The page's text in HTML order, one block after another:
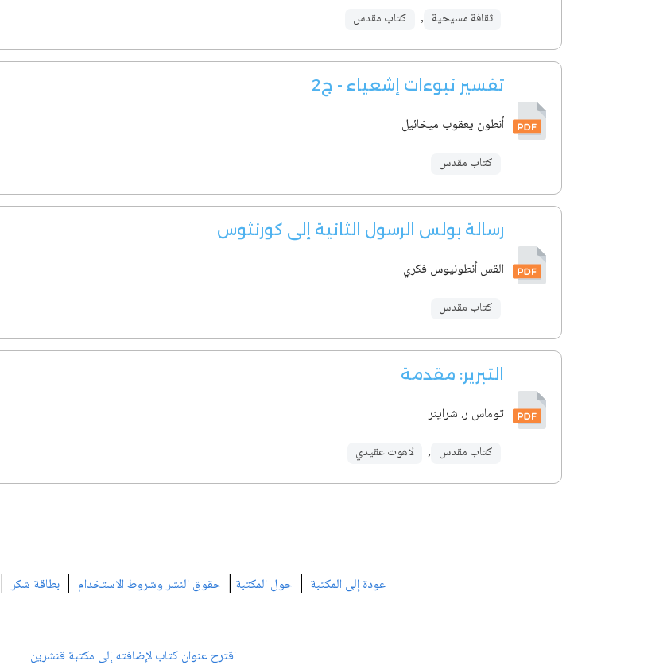
ثقافة مسيحية , كتاب مقدس
تفسير نبوءات إشعياء - ج2
أنطون يعقوب ميخائيل
كتاب مقدس
رسالة بولس الرسول الثانية إلى كورنثوس
القس أنطونيوس فكري
كتاب مقدس
التبرير: مقدمة
توماس ر. شراينر
كتاب مقدس , لاهوت عقيدي
عودة إلى المكتبة | حول المكتبة | حقوق النشر وشروط الاستخدام | بطاقة شكر|
اقترح عنوان كتاب لإضافته إلى مكتبة قنشرين